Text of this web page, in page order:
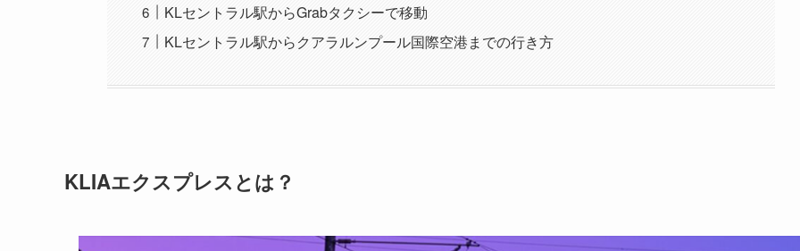
KLセントラル駅からGrabタクシーで移動
KLセントラル駅からクアラルンプール国際空港までの行き方
KLIAエクスプレスとは？